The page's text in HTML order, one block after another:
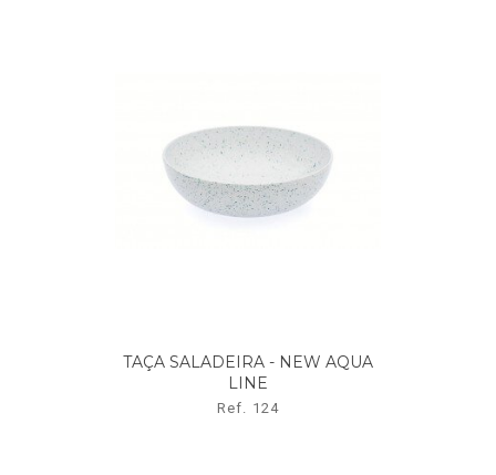
TAÇA SALADEIRA - NEW AQUA
LINE
Ref. 124